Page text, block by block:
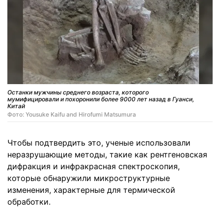
Останки мужчины среднего возраста, которого
мумифицировали и похоронили более 9000 лет назад в Гуанси,
Китай
Фото: Yousuke Kaifu and Hirofumi Matsumura
Чтобы подтвердить это, ученые использовали
неразрушающие методы, такие как рентгеновская
дифракция и инфракрасная спектроскопия,
которые обнаружили микроструктурные
изменения, характерные для термической
обработки.